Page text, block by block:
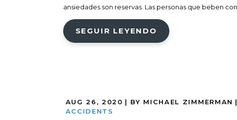
ansiedades son reservas. Las personas que beben
SEGUIR LEYENDO
AUG 26, 2020 | BY MICHAEL ZIMMERMAN |
ACCIDENTS